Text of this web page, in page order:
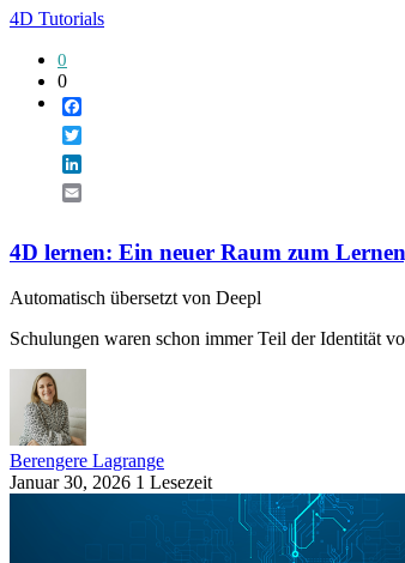
4D Tutorials
0
0
4D lernen: Ein neuer Raum zum
Automatisch übersetzt von Deepl
Schulungen waren schon immer Teil der Identität
Berengere Lagrange
Januar 30, 2026 1 Lesezeit